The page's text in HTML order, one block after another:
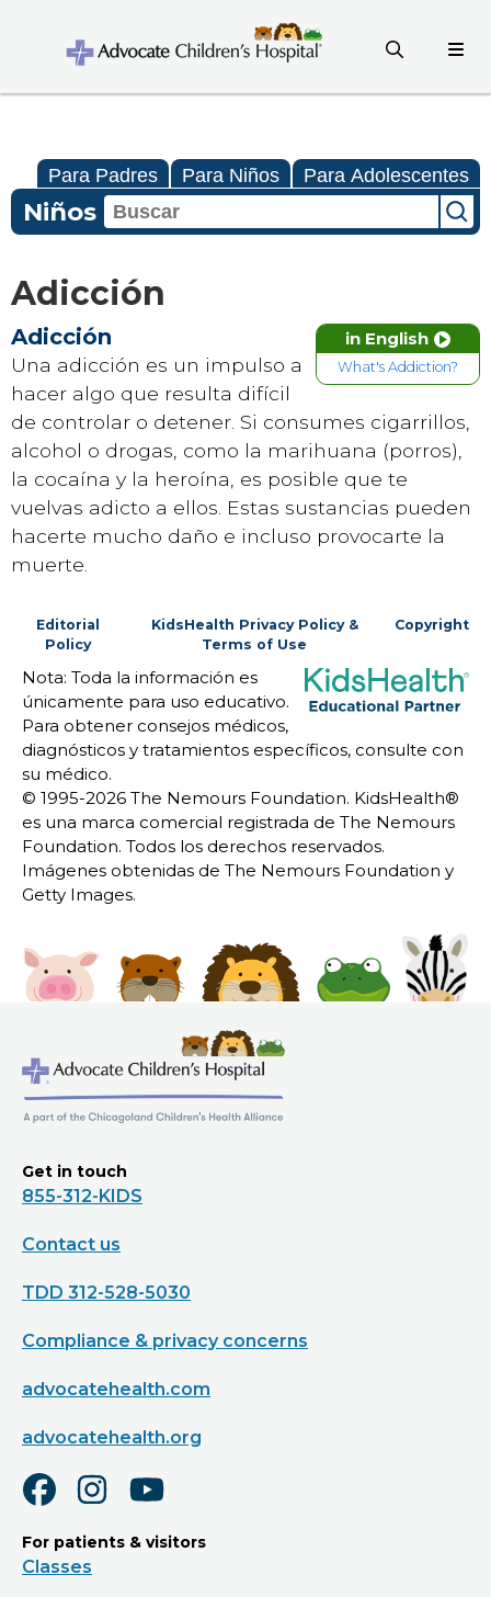
Para Padres Para Niños Para Adolescentes
Niños
Adicción
in English
What's Addiction?
Adicción
Una adicción es un impulso a
hacer algo que resulta difícil
de controlar o detener. Si consumes cigarrillos,
alcohol o drogas, como la marihuana (porros),
la cocaína y la heroína, es posible que te
vuelvas adicto a ellos. Estas sustancias pueden
hacerte mucho daño e incluso provocarte la
muerte.
Editorial
Policy
KidsHealth Privacy Policy &
Terms of Use
Copyright
Nota: Toda la información es
únicamente para uso educativo.
Para obtener consejos médicos,
diagnósticos y tratamientos específicos, consulte con
su médico.
© 1995-2026 The Nemours Foundation. KidsHealth®
es una marca comercial registrada de The Nemours
Foundation. Todos los derechos reservados.
Imágenes obtenidas de The Nemours Foundation y
Getty Images.
Get in touch
855-312-KIDS
Contact us
TDD 312-528-5030
Compliance & privacy concerns
advocatehealth.com
advocatehealth.org
For patients & visitors
Classes